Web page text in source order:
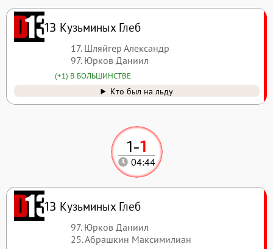
1-1
04:44
13 Кузьминых Глеб
97. Юрков Даниил
25. Абрашкин Максимилиан
13 Кузьминых Глеб
17. Шляйгер Александр
97. Юрков Даниил
(+1) В БОЛЬШИНСТВЕ
Кто был на льду